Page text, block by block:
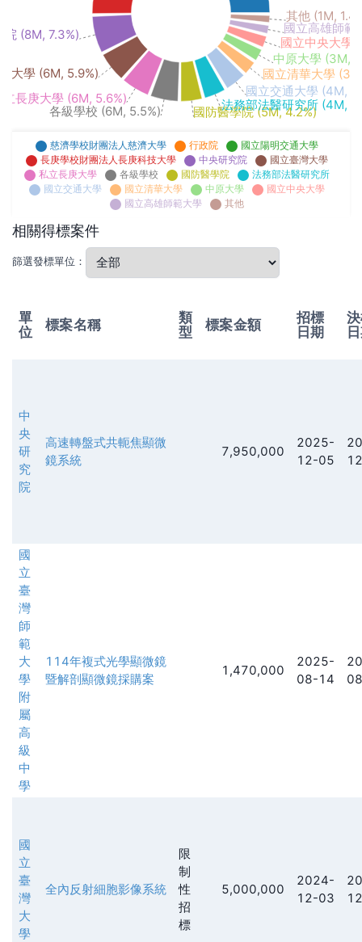
院 (8M, 7.3%)
大學 (6M, 5.9%)
立長庚大學 (6M, 5.6%)
各級學校 (6M, 5.5%)
國防醫學院 (5M, 4.2%)
法務部法醫研究所 (4M,
國立交通大學 (4M,
國立清華大學
中原大學 (3M,
國立中央大學
國立高雄師範
其他 (1M,
慈濟學校財團法人慈濟大學 行政院
國立陽明交通大學
長庚學校財團法人長庚科技大學
中央研究院
國立臺灣大學
私立長庚大學
各級學校 國防醫學院
法務部法醫研究所
國立交通大學
國立清華大學 中原大學
國立中央大學
國立高雄師範大學
其他
相關得標案件
篩選發標單位：
單
位
標案名稱
類
型
標案金額
招標
日期
中
央
研
究
院
高速轉盤式共軛焦顯微
鏡系統
7,950,000
2025-
12-05
國
立
臺
灣
師
範
大
學
附
屬
高
級
中
學
114年複式光學顯微鏡
暨解剖顯微鏡採購案
1,470,000
2025-
08-14
國
立
臺
灣
大
學
全內反射細胞影像系統
限
制
性
招
標
5,000,000
2024-
12-03